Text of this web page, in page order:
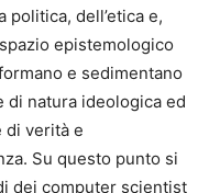
politica, dell’etica e,
epistemologico
e sedimentano
di natura ideologica ed
di verità e
Su questo punto si
dei computer scientist